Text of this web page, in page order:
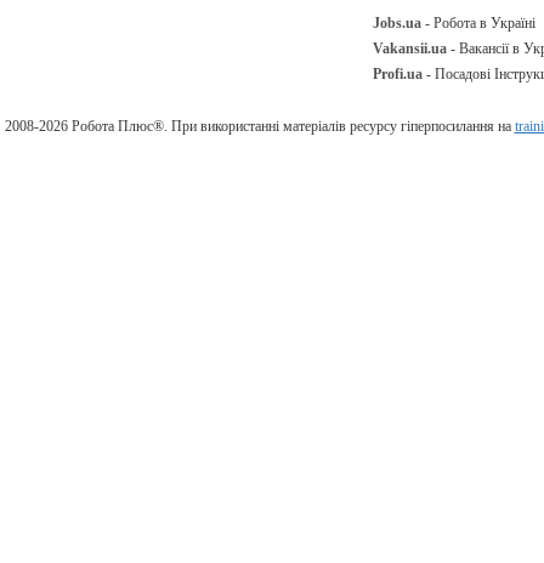
Jobs.ua- Робота в Україні
Vakansii.ua- Вакансії в
Profi.ua- Посадові
2008-2026 Робота Плюс®. При використанні матеріалів ресурсу гіперпосилання на